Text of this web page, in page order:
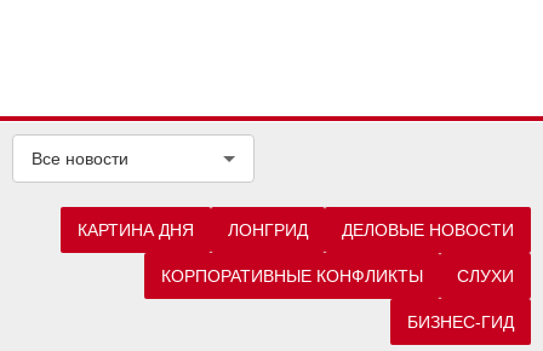
Все новости
КАРТИНА ДНЯ ЛОНГРИД ДЕЛОВЫЕ НОВОСТИ
КОРПОРАТИВНЫЕ КОНФЛИКТЫ СЛУХИ
БИЗНЕС-ГИД